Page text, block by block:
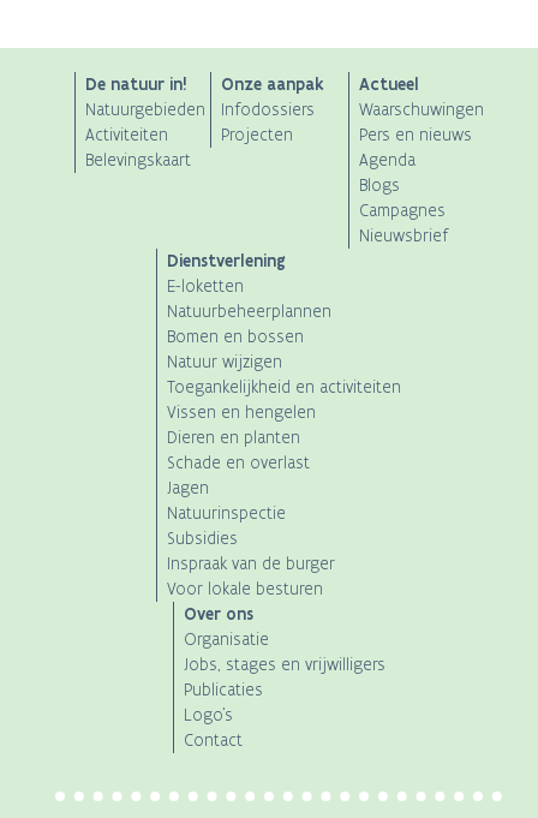
ANB
Main
navigation
De natuur in!
Natuurgebieden
Activiteiten
Belevingskaart
Onze aanpak
Infodossiers
Projecten
Actueel
Waarschuwingen
Pers en nieuws
Agenda
Blogs
Campagnes
Nieuwsbrief
Dienstverlening
E-loketten
Natuurbeheerplannen
Bomen en bossen
Natuur wijzigen
Toegankelijkheid en activiteiten
Vissen en hengelen
Dieren en planten
Schade en overlast
Jagen
Natuurinspectie
Subsidies
Inspraak van de burger
Voor lokale besturen
Over ons
Organisatie
Jobs, stages en vrijwilligers
Publicaties
Logo's
Contact